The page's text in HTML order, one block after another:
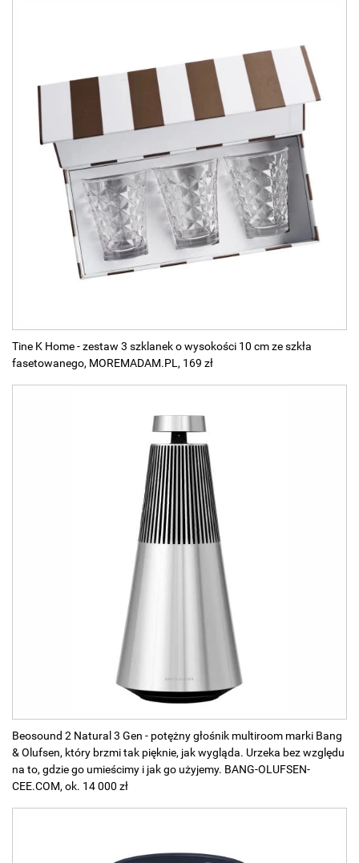
Tine K Home - zestaw 3 szklanek o wysokości 10 cm ze szkła
fasetowanego, MOREMADAM.PL, 169 zł
Beosound 2 Natural 3 Gen - potężny głośnik multiroom marki Bang
& Olufsen, który brzmi tak pięknie, jak wygląda. Urzeka bez względu
na to, gdzie go umieścimy i jak go użyjemy. BANG-OLUFSEN-
CEE.COM, ok. 14 000 zł